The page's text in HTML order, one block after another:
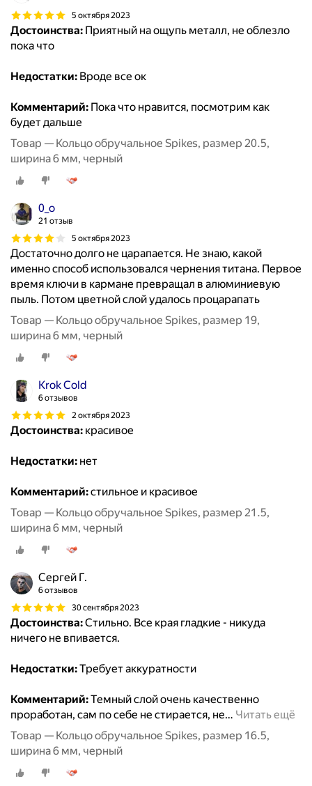
5 октября 2023
Достоинства: Приятный на ощупь металл, не облезло
пока что
Недостатки: Вроде все ок
Комментарий: Пока что нравится, посмотрим как
будет дальше
Товар — Кольцо обручальное Spikes, размер 20.5,
ширина 6 мм, черный
0_о
21 отзыв
5 октября 2023
Достаточно долго не царапается. Не знаю, какой
именно способ использовался чернения титана. Первое
время ключи в кармане превращал в алюминиевую
пыль. Потом цветной слой удалось процарапать
Товар — Кольцо обручальное Spikes, размер 19,
ширина 6 мм, черный
Krok Cold
6 отзывов
2 октября 2023
Достоинства: красивое
Недостатки: нет
Комментарий:стильное и красивое
Товар — Кольцо обручальное Spikes, размер 21.5,
ширина 6 мм, черный
Сергей Г.
6 отзывов
30 сентября 2023
Достоинства:Стильно. Все края гладкие - никуда
ничего не впивается.
Недостатки:Требует аккуратности
Комментарий:Темный слой очень качественно
проработан, сам по себе не стирается, не… Читать ещё
Товар — Кольцо обручальное Spikes, размер 16.5,
ширина 6 мм, черный